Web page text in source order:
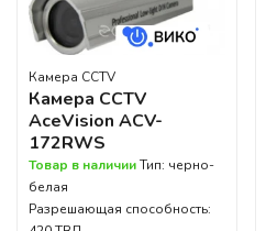
Камера CCTV
Камера CCTV
AceVision ACV-
172RWS
Товар в наличииТип: черно-
белая
Разрешающая способность: